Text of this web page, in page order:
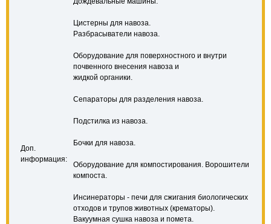
Доп.
информация:
Цистерны для навоза.
Разбрасыватели навоза.
Оборудование для поверхностного и внутри
почвенного внесения навоза и
жидкой органики.
Сепараторы для разделения навоза.
Подстилка из навоза.
Бочки для навоза.
Оборудование для компостирования. Ворошители
компоста.
Инсинераторы - печи для сжигания биологических
отходов и трупов животных (крематоры).
Вакуумная сушка навоза и помета.